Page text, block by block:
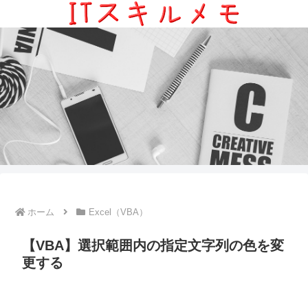
ホーム Excel（VBA）
【VBA】選択範囲内の指定文字列の色を変
更する